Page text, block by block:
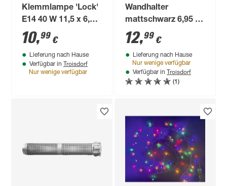
Klemmlampe 'Lock'
E14 40 W 11,5 x 6,5
cm
10,99 €
Lieferung nach Hause
Verfügbar in Troisdorf
Nur wenige verfügbar
Wandhalter
mattschwarz 6,95 x
4,37 cm
12,99 €
Lieferung nach Hause
Nur wenige verfügbar
Verfügbar in Troisdorf
(1)